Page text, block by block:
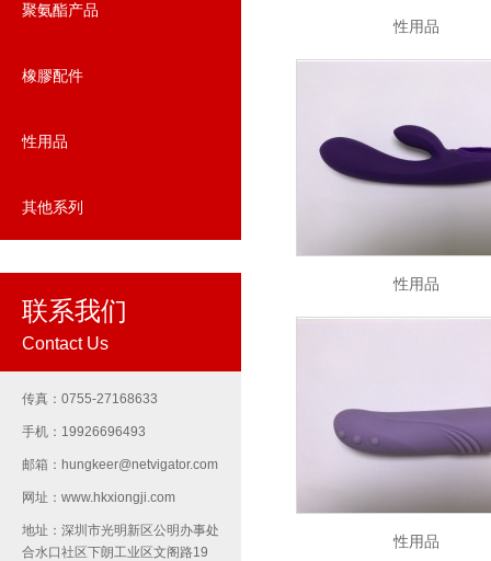
聚氨酯产品
橡膠配件
性用品
其他系列
联系我们
Contact Us
传真：0755-27168633
手机：19926696493
邮箱：hungkeer@netvigator.com
网址：www.hkxiongji.com
地址：深圳市光明新区公明办事处
合水口社区下朗工业区文阁路19
性用品
性用品
性用品